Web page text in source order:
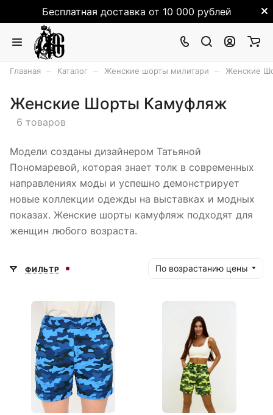
Бесплатная доставка от 10 000 рублей
Главная Каталог Женские шорты милитари Женские
Женские Шорты Камуфляж
6 товаров
Модели созданы дизайнером Татьяной
Пономаревой, которая знает толк в современных
направлениях моды и успешно демонстрирует
новые коллекции одежды на выставках и модных
показах. Женские шорты камуфляж подходят для
женщин любого возраста.
ФИЛЬТР По возрастанию цены